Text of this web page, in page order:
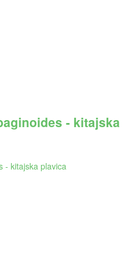
- kitajska